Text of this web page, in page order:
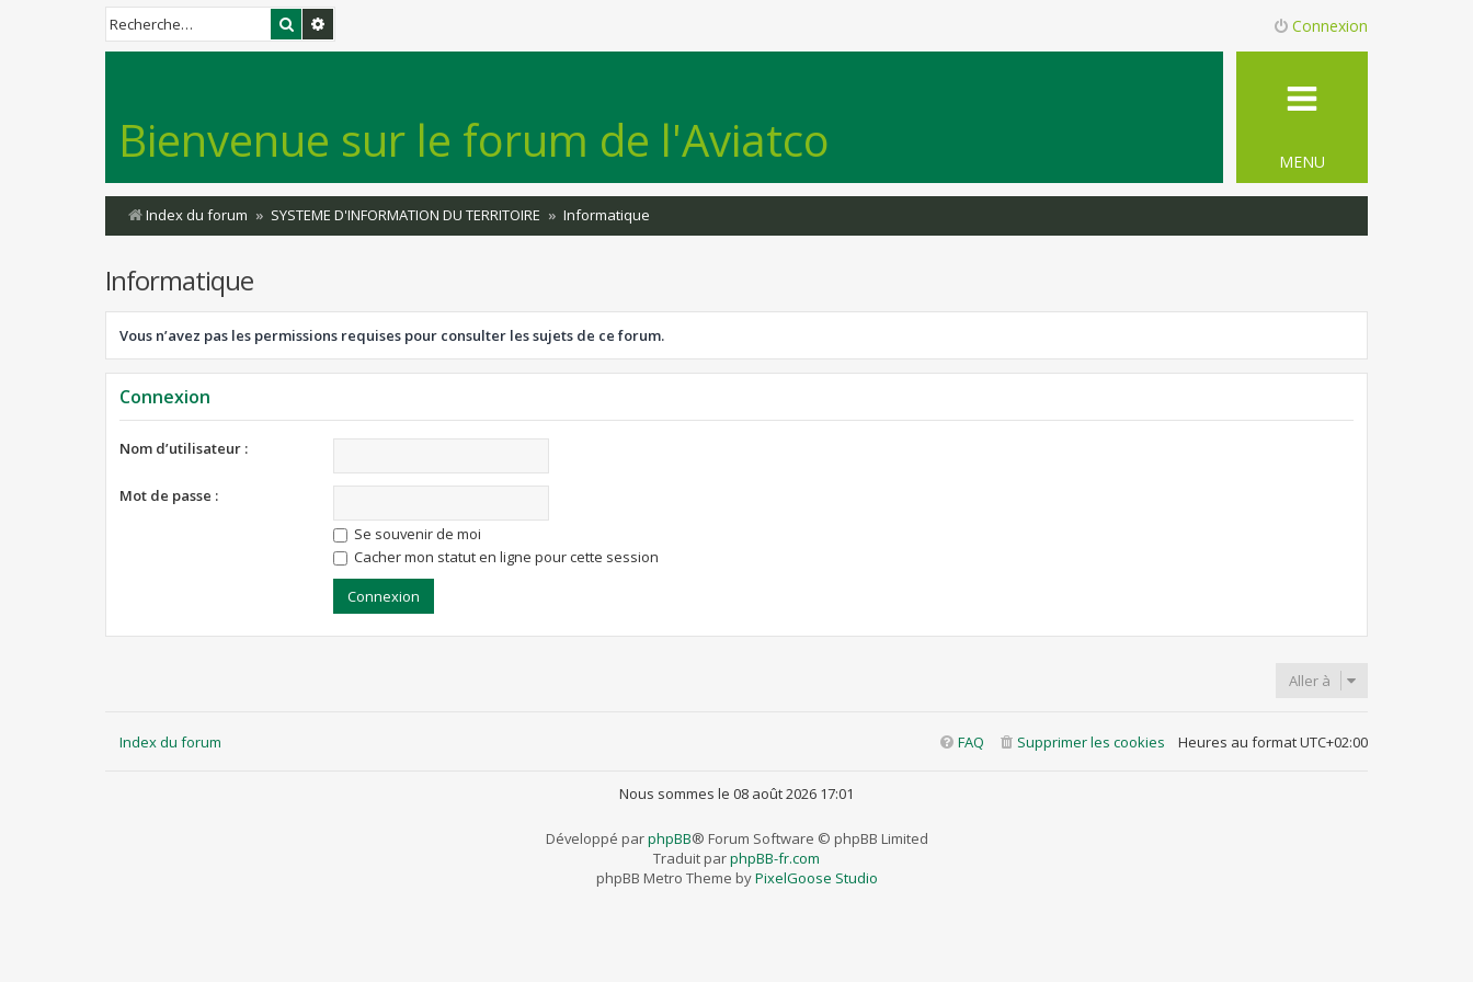
Rechercher Connexion
Bienvenue sur le forum de l'Aviatco MENU
Index du forum SYSTEME D'INFORMATION DU TERRITOIRE Informatique
Informatique
Vous n’avez pas les permissions requises pour consulter les sujets de ce forum.
Connexion
Nom d’utilisateur :
Mot de passe :
Se souvenir de moi
Cacher mon statut en ligne pour cette session
Aller à
Index du forum Heures au formatUTC+02:00
Supprimer les cookies
FAQ
Nous sommes le 08 août 2026 17:01
Développé parphpBB® Forum Software © phpBB Limited
Traduit parphpBB-fr.com
phpBB Metro Theme byPixelGoose Studio